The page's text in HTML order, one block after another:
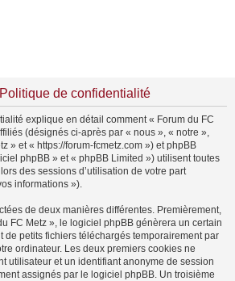
de confidentialité
explique en détail comment « Forum du FC
(désignés ci-après par « nous », « notre »,
» et « https://forum-fcmetz.com ») et phpBB
phpBB » et « phpBB Limited ») utilisent toutes
des sessions d’utilisation de votre part
informations »).
de deux manières différentes. Premièrement,
FC Metz », le logiciel phpBB génèrera un certain
de petits fichiers téléchargés temporairement par
ordinateur. Les deux premiers cookies ne
utilisateur et un identifiant anonyme de session
assignés par le logiciel phpBB. Un troisième